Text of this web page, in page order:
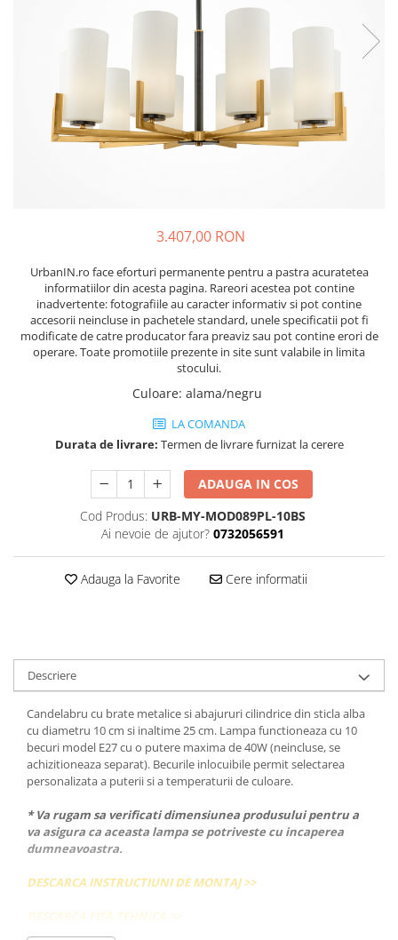
3.407,00 RON
UrbanIN.ro face eforturi permanente pentru a pastra acuratetea
informatiilor din acesta pagina. Rareori acestea pot contine
inadvertente: fotografiile au caracter informativ si pot contine
accesorii neincluse in pachetele standard, unele specificatii pot fi
modificate de catre producator fara preaviz sau pot contine erori de
operare. Toate promotiile prezente in site sunt valabile in limita
stocului.
Culoare: alama/negru
LA COMANDA
Durata de livrare: Termen de livrare furnizat la cerere
ADAUGA IN COS
Cod Produs: URB-MY-MOD089PL-10BS
Ai nevoie de ajutor? 0732056591
Adauga la Favorite Cere informatii
Descriere
Candelabru cu brate metalice si abajururi cilindrice din sticla alba
cu diametru 10 cm si inaltime 25 cm. Lampa functioneaza cu 10
becuri model E27 cu o putere maxima de 40W (neincluse, se
achizitioneaza separat). Becurile inlocuibile permit selectarea
personalizata a puterii si a temperaturii de culoare.
* Va rugam sa verificati dimensiunea produsului pentru a
va asigura ca aceasta lampa se potriveste cu incaperea
dumneavoastra.
DESCARCA INSTRUCTIUNI DE MONTAJ >>
DESCARCA FISA TEHNICA >>